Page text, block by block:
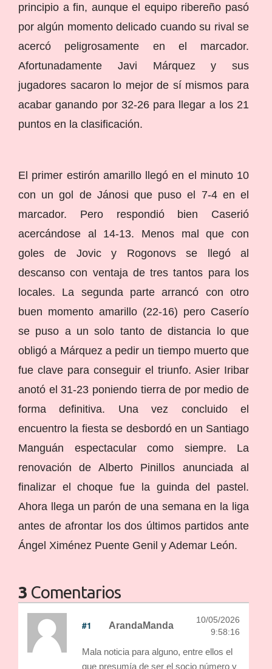
principio a fin, aunque el equipo ribereño pasó
por algún momento delicado cuando su rival se
acercó peligrosamente en el marcador.
Afortunadamente Javi Márquez y sus
jugadores sacaron lo mejor de sí mismos para
acabar ganando por 32-26 para llegar a los 21
puntos en la clasificación.
El primer estirón amarillo llegó en el minuto 10
con un gol de Jánosi que puso el 7-4 en el
marcador. Pero respondió bien Caserió
acercándose al 14-13. Menos mal que con
goles de Jovic y Rogonovs se llegó al
descanso con ventaja de tres tantos para los
locales. La segunda parte arrancó con otro
buen momento amarillo (22-16) pero Caserío
se puso a un solo tanto de distancia lo que
obligó a Márquez a pedir un tiempo muerto que
fue clave para conseguir el triunfo. Asier Iribar
anotó el 31-23 poniendo tierra de por medio de
forma definitiva. Una vez concluido el
encuentro la fiesta se desbordó en un Santiago
Manguán espectacular como siempre. La
renovación de Alberto Pinillos anunciada al
finalizar el choque fue la guinda del pastel.
Ahora llega un parón de una semana en la liga
antes de afrontar los dos últimos partidos ante
Ángel Ximénez Puente Genil y Ademar León.
3 Comentarios
#1 ArandaManda
10/05/2026
9:58:16
Mala noticia para alguno, entre ellos el
que presumía de ser el socio número y